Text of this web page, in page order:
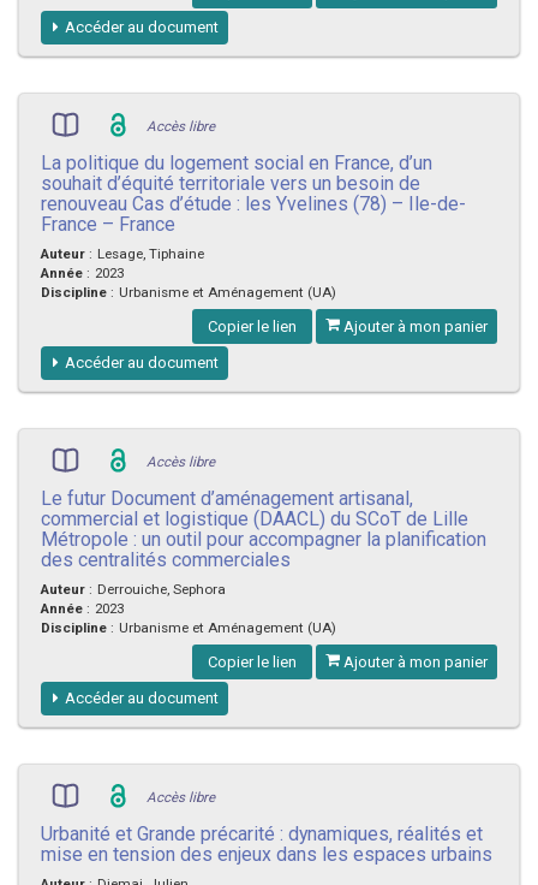
Accéder au document
Accès libre
La politique du logement social en France, d’un
souhait d’équité territoriale vers un besoin de
renouveau Cas d’étude : les Yvelines (78) – Ile-de-
France – France
Auteur : Lesage, Tiphaine
Année : 2023
Discipline : Urbanisme et Aménagement (UA)
Copier le lien Ajouter à mon panier
Accéder au document
Accès libre
Le futur Document d’aménagement artisanal,
commercial et logistique (DAACL) du SCoT de Lille
Métropole : un outil pour accompagner la planification
des centralités commerciales
Auteur : Derrouiche, Sephora
Année : 2023
Discipline : Urbanisme et Aménagement (UA)
Copier le lien Ajouter à mon panier
Accéder au document
Accès libre
Urbanité et Grande précarité : dynamiques, réalités et
mise en tension des enjeux dans les espaces urbains